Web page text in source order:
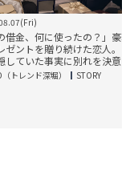
、何に使ったの？」豪華
トを贈り続けた恋人。だ
いた事実に別れを決意
レンド深堀） STORY